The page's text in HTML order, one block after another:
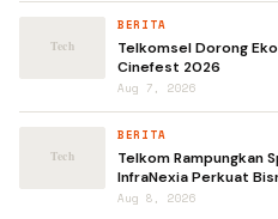
BERITA
Telkomsel Dorong
Cinefest 2026
Aug 7, 2026
BERITA
Telkom Rampungkan
InfraNexia Perkuat
Aug 8, 2026